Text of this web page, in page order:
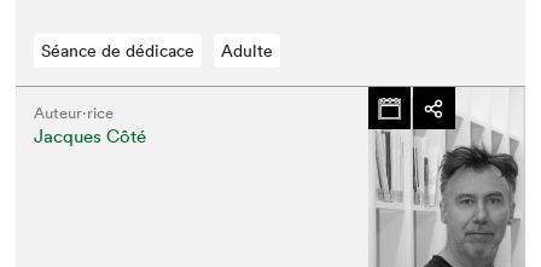
Séance de dédicace Adulte
Auteur·rice
Jacques Côté